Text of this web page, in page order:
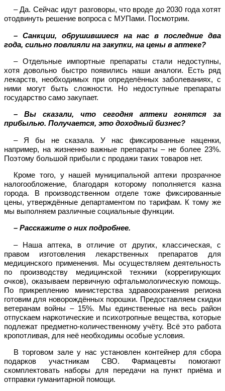
– Да. Сейчас идут разговоры, что вроде до 2030 года хотят
отодвинуть решение вопроса с МУПами. Посмотрим.
– Санкции, обрушившиеся на нас в последние два
года, сильно повлияли на закупки, на цены в аптеке?
– Отдельные импортные препараты стали недоступны,
хотя довольно быстро появились наши аналоги. Есть ряд
лекарств, необходимых при определённых заболеваниях, с
ними могут быть сложности. Но недоступные препараты
государство само закупает.
– Вы сказали, что сегодня аптеки гонятся за
прибылью. Получается, это доходный бизнес?
– Я бы не сказала. У нас фиксированные наценки,
например, на жизненно важные препараты – не более 23%.
Поэтому большой прибыли с продажи таких товаров нет.
Кроме того, у нашей муниципальной аптеки прозрачное
налогообложение, благодаря которому пополняется казна
города. В производственном отделе тоже фиксированные
цены, утверждённые департаментом по тарифам. К тому же
мы выполняем различные социальные функции.
– Расскажите о них подробнее.
– Наша аптека, в отличие от других, классическая, с
правом изготовления лекарственных препаратов для
медицинского применения. Мы осуществляем деятельность
по производству медицинской техники (коррегирующих
очков), оказываем первичную офтальмологическую помощь.
По прикреплению министерства здравоохранения региона
готовим для новорождённых порошки. Предоставляем скидки
ветеранам войны – 15%. Мы единственные на весь район
отпускаем наркотические и психотропные вещества, которые
подлежат предметно-количественному учёту. Всё это работа
кропотливая, для неё необходимы особые условия.
В торговом зале у нас установлен контейнер для сбора
подарков участникам СВО. Фармацевты помогают
скомплектовать наборы для передачи на пункт приёма и
отправки гуманитарной помощи.